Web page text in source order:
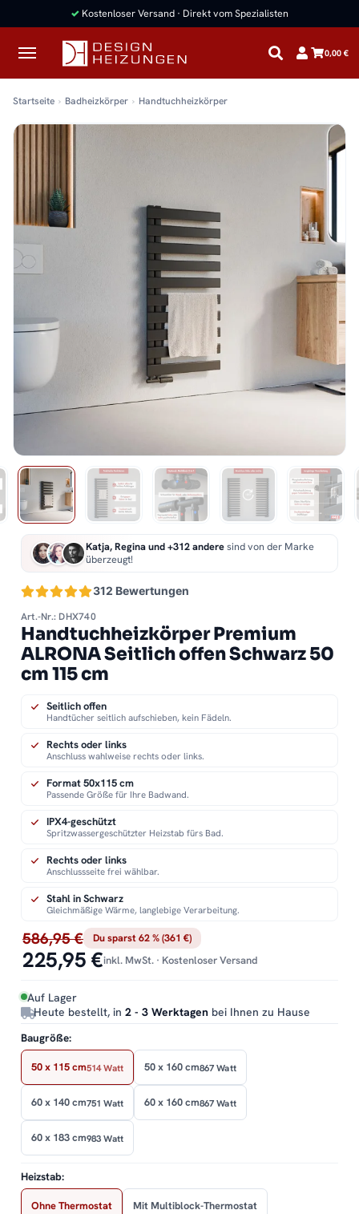
✓ Kostenloser Versand · Direkt vom Spezialisten
0,00 €
Startseite Badheizkörper Handtuchheizkörper
312 Bewertungen
Katja, Regina und +312 anderesind von der Marke
überzeugt!
Art.-Nr.: DHX740
Handtuchheizkörper Premium
ALRONA Seitlich offen Schwarz 50
cm 115 cm
586,95 € Du sparst 62 % (361 €)
225,95 €inkl. MwSt. · Kostenloser Versand
Auf Lager
Heute bestellt, in 2 - 3 Werktagen bei Ihnen zu Hause
Seitlich offen
Handtücher seitlich aufschieben, kein Fädeln.
Rechts oder links
Anschluss wahlweise rechts oder links.
Format 50x115 cm
Passende Größe für Ihre Badwand.
IPX4-geschützt
Spritzwassergeschützter Heizstab fürs Bad.
Rechts oder links
Anschlussseite frei wählbar.
Stahl in Schwarz
Gleichmäßige Wärme, langlebige Verarbeitung.
Baugröße:
50 x 115 cm514 Watt 50 x 160 cm867 Watt
60 x 140 cm751 Watt 60 x 160 cm867 Watt
60 x 183 cm983 Watt
Heizstab:
Ohne Thermostat Mit Multiblock-Thermostat